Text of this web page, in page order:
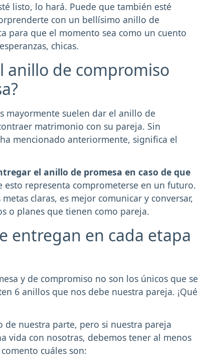
listo, lo hará. Puede que también esté
con un bellísimo anillo de
para que el momento sea como un cuento
chicas.
anillo de compromiso
mayormente suelen dar el anillo de
matrimonio con su pareja. Sin
mencionado anteriormente, significa el
el anillo de promesa en caso de que
esto representa comprometerse en un futuro.
claras, es mejor comunicar y conversar,
o planes que tienen como pareja.
entregan en cada etapa
y de compromiso no son los únicos que se
6 anillos que nos debe nuestra pareja. ¡Qué
de nuestra parte, pero si nuestra pareja
vida con nosotras, debemos tener al menos
cuáles son: